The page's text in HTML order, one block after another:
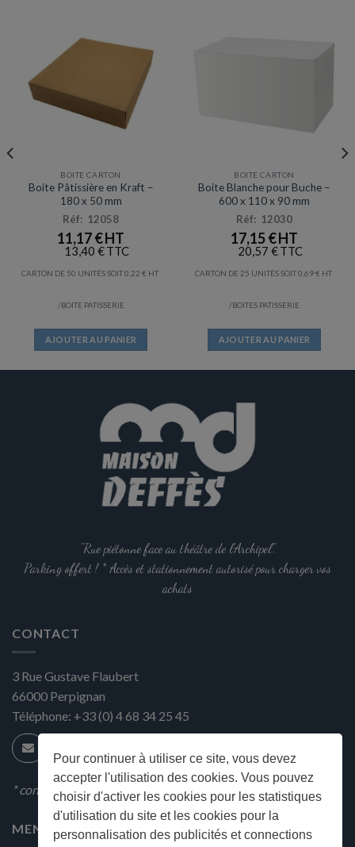
Pour continuer à utiliser ce site, vous devez
accepter l'utilisation des cookies. Vous pouvez
choisir d'activer les cookies pour les statistiques
d'utilisation du site et les cookies pour la
personnalisation des publicités et connections
BOITE CARTON
Boite Pâtissière en Kraft –
180 x 50 mm
Réf: 12058
11,17€
13,40 €
CARTON DE 50 UNITÉS SOIT0,22 €
/BOITE PATISSERIE
AJOUTER AU PANIER
BOITE CARTON
Boite Blanche pour Buche –
600 x 110 x 90 mm
Réf: 12030
17,15€
20,57 €
CARTON DE 25 UNITÉS SOIT0,69€
/BOITES PATISSERIE
AJOUTER AU PANIER
"Rue piétonne face au théâtre de l'Archipel".
Parking offert ! * Accès et stationnement autorisé pour charger vos
achats
CONTACT
3 Rue Gustave Flaubert
66000 Perpignan
Téléphone: +33 (0) 4 68 34 25 45
* condition en magasin
MENU